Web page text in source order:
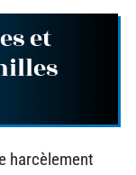
et
harcèlement